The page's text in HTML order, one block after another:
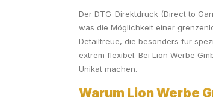
Der DTG-Direktdruck (Direct to
was die Möglichkeit einer
Detailtreue, die besonders für
extrem flexibel. Bei Lion Werbe
Unikat machen.
Warum Lion Werbe